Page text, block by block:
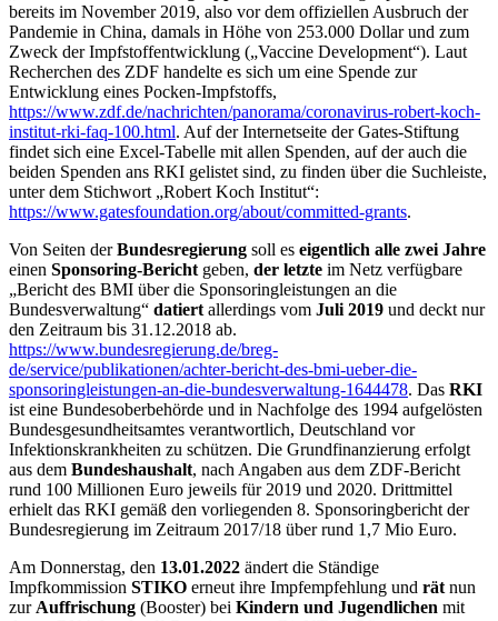
bereits im November 2019, also vor dem offiziellen Ausbruch der
Pandemie in China, damals in Höhe von 253.000 Dollar und zum
Zweck der Impfstoffentwicklung („Vaccine Development“). Laut
Recherchen des ZDF handelte es sich um eine Spende zur
Entwicklung eines Pocken-Impfstoffs,
https://www.zdf.de/nachrichten/panorama/coronavirus-robert-koch-
institut-rki-faq-100.html. Auf der Internetseite der Gates-Stiftung
findet sich eine Excel-Tabelle mit allen Spenden, auf der auch die
beiden Spenden ans RKI gelistet sind, zu finden über die Suchleiste,
unter dem Stichwort „Robert Koch Institut“:
https://www.gatesfoundation.org/about/committed-grants.
Von Seiten derBundesregierung soll es eigentlich alle zwei Jahre
einen Sponsoring-Bericht geben, der letzte im Netz verfügbare
„Bericht des BMI über die Sponsoringleistungen an die
Bundesverwaltung“ datiert allerdings vom Juli 2019 und deckt nur
den Zeitraum bis 31.12.2018 ab.
https://www.bundesregierung.de/breg-
de/service/publikationen/achter-bericht-des-bmi-ueber-die-
sponsoringleistungen-an-die-bundesverwaltung-1644478. Das RKI
ist eine Bundesoberbehörde und in Nachfolge des 1994 aufgelösten
Bundesgesundheitsamtes verantwortlich, Deutschland vor
Infektionskrankheiten zu schützen. Die Grundfinanzierung erfolgt
aus dem Bundeshaushalt, nach Angaben aus dem ZDF-Bericht
rund 100 Millionen Euro jeweils für 2019 und 2020. Drittmittel
erhielt das RKI gemäß den vorliegenden 8. Sponsoringbericht der
Bundesregierung im Zeitraum 2017/18 über rund 1,7 Mio Euro.
Am Donnerstag, den 13.01.2022 ändert die Ständige
Impfkommission STIKO erneut ihre Impfempfehlung und rät nun
zur Auffrischung (Booster) bei Kindern und Jugendlichen mit